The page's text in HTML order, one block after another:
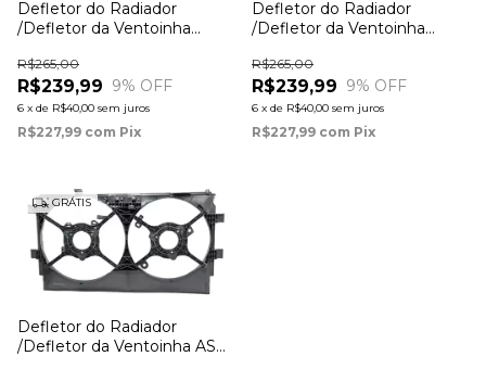
Defletor do Radiador
/Defletor da Ventoinha
2014
R$239,99
R$265,00
9% OFF
6 x de R$40,00 sem juros
R$227,99 com Pix
Defletor do Radiador
/Defletor da Ventoinha
R$239,99
R$265,00
9% OFF
6 x de R$40,00 sem juros
R$227,99 com Pix
GRÁTIS
Defletor do Radiador
/Defletor da Ventoinha ASX